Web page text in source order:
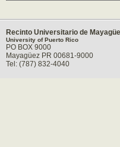
Recinto Universitario de
University of Puerto Rico
PO BOX 9000
Mayagüez PR 00681-9000
Tel: (787) 832-4040